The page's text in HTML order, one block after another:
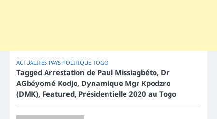
ACTUALITES PAYS POLITIQUE TOGO
Tagged Arrestation de Paul Missiagbéto, Dr
AGbéyomé Kodjo, Dynamique Mgr Kpodzro
(DMK), Featured, Présidentielle 2020 au Togo